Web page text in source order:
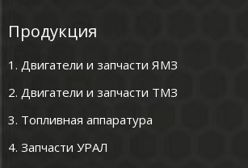
Продукция
1. Двигатели и запчасти ЯМЗ
2. Двигатели и запчасти ТМЗ
3. Топливная аппаратура
4. Запчасти УРАЛ